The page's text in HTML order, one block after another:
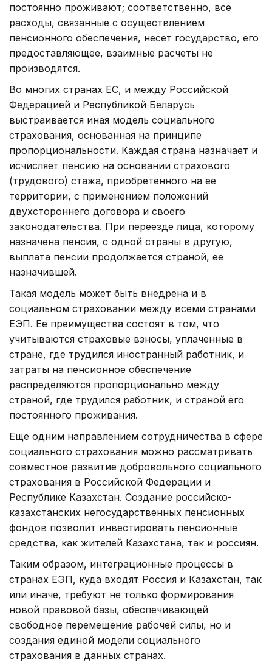
постоянно проживают; соответственно, все
расходы, связанные с осуществлением
пенсионного обеспечения, несет государство, его
предоставляющее, взаимные расчеты не
производятся.
Во многих странах ЕС, и между Российской
Федерацией и Республикой Беларусь
выстраивается иная модель социального
страхования, основанная на принципе
пропорциональности. Каждая страна назначает и
исчисляет пенсию на основании страхового
(трудового) стажа, приобретенного на ее
территории, с применением положений
двухстороннего договора и своего
законодательства. При переезде лица, которому
назначена пенсия, с одной страны в другую,
выплата пенсии продолжается страной, ее
назначившей.
Такая модель может быть внедрена и в
социальном страховании между всеми странами
ЕЭП. Ее преимущества состоят в том, что
учитываются страховые взносы, уплаченные в
стране, где трудился иностранный работник, и
затраты на пенсионное обеспечение
распределяются пропорционально между
страной, где трудился работник, и страной его
постоянного проживания.
Еще одним направлением сотрудничества в сфере
социального страхования можно рассматривать
совместное развитие добровольного социального
страхования в Российской Федерации и
Республике Казахстан. Создание российско-
казахстанских негосударственных пенсионных
фондов позволит инвестировать пенсионные
средства, как жителей Казахстана, так и россиян.
Таким образом, интеграционные процессы в
странах ЕЭП, куда входят Россия и Казахстан, так
или иначе, требуют не только формирования
новой правовой базы, обеспечивающей
свободное перемещение рабочей силы, но и
создания единой модели социального
страхования в данных странах.